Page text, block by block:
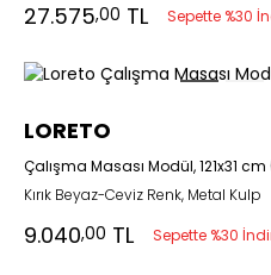
27.575,00 TL Sepette %30
LORETO
Çalışma Masası Modül, 121x31 cm
Kırık Beyaz-Ceviz Renk, Metal Kulp
9.040,00 TL Sepette %30